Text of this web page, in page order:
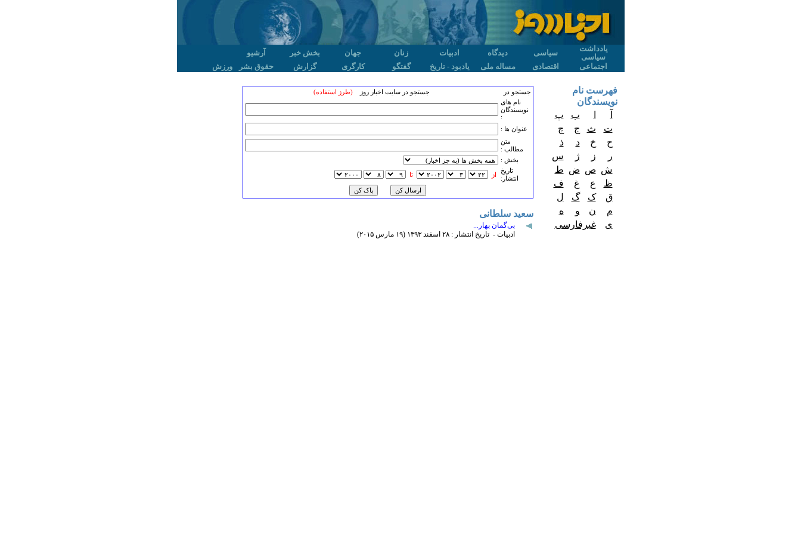
یادداشت
سیاسی
سیاسی دیدگاه ادبیات زنان جهان بخش خبر
آرشیو
اجتماعی
اقتصادی مساله ملی یادبود - تاریخ گفتگو کارگری گزارش حقوق بشر ورزش
جستجو در جستجو در سایت اخبار روز(طرز استفاده)
نام های
نویسندگان
:
عنوان ها :
متن
مطالب :
بخش :
تاريخ
انتشار:
از تا
سعید سلطانی
بی‌گمان بهار...
ادبیات - تاریخ انتشار : ۲٨ اسفند ۱٣۹٣ (۱۹ مارس ۲۰۱۵)
فهرست نام
نویسندگان
ب
پ
ت
ث ج
چ
ح
خ د
ذ
ر
ز ژ
س
ش ص ض ط
ظ
ع غ
ف
ق
ک گ
ل
م
ن و
ه
ی
غیرفارسی